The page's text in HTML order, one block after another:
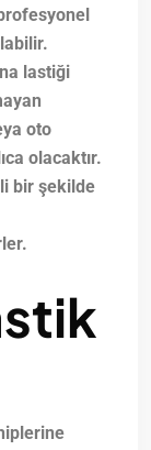
lastiği
oto
olacaktır.
bir şekilde